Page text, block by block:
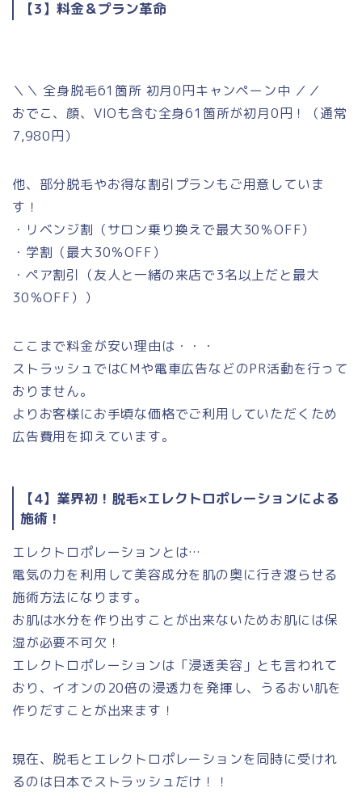
【3】料金＆プラン革命
＼＼ 全身脱毛61箇所 初月0円キャンペーン中 ／／
おでこ、顔、VIOも含む全身61箇所が初月0円！（通常
7,980円）
他、部分脱毛やお得な割引プランもご用意していま
す！
・リベンジ割（サロン乗り換えで最大30％OFF）
・学割（最大30％OFF）
・ペア割引（友人と一緒の来店で3名以上だと最大
30％OFF））
ここまで料金が安い理由は・・・
ストラッシュではCMや電車広告などのPR活動を行って
おりません。
よりお客様にお手頃な価格でご利用していただくため
広告費用を抑えています。
【4】業界初！脱毛×エレクトロポレーションによる
施術！
エレクトロポレーションとは…
電気の力を利用して美容成分を肌の奥に行き渡らせる
施術方法になります。
お肌は水分を作り出すことが出来ないためお肌には保
湿が必要不可欠！
エレクトロポレーションは「浸透美容」とも言われて
おり、イオンの20倍の浸透力を発揮し、うるおい肌を
作りだすことが出来ます！
現在、脱毛とエレクトロポレーションを同時に受けれ
るのは日本でストラッシュだけ！！